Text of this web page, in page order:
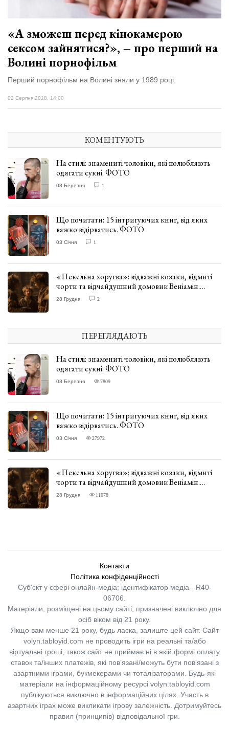
«А зможеш перед кінокамерою
сексом зайнятися?», – про перший на
Волині порнофільм
Перший порнофільм на Волині зняли у 1989 році.
02 Серпня 2018, 14:00
КОМЕНТУЮТЬ
На стилі: знамениті чоловіки, які полюбляють
одягати сукні. ФОТО
08 Березня 1
Що почитати: 15 інтригуючих книг, від яких
важко відірватись. ФОТО
03 Січня 1
«Пекельна хоругва»: відважні козаки, відмиті
чорти та відчайдушний домовик Веніамін.
ВІДГУК
28 Грудня 2
ПЕРЕГЛЯДАЮТЬ
На стилі: знамениті чоловіки, які полюбляють
одягати сукні. ФОТО
08 Березня 7809
Що почитати: 15 інтригуючих книг, від яких
важко відірватись. ФОТО
03 Січня 27972
«Пекельна хоругва»: відважні козаки, відмиті
чорти та відчайдушний домовик Веніамін.
ВІДГУК
28 Грудня 11078
Контакти
Політика конфіденційності
Суб'єкт у сфері онлайн-медіа; ідентифікатор медіа - R40-
06706.
Матеріали, розміщені на цьому сайті, призначені виключно для
осіб віком від 21 року.
Якщо вам менше 21 року, будь ласка, залиште цей сайт. Сайт
volyn.tabloyid.com не проводить ігри на реальні та/або
віртуальні гроші, також сайт не приймає ні в якій формі оплату
ставок та/інших платежів, які пов’язані/можуть бути пов’язані з
азартними іграми, букмекерами чи тоталізаторами. Будь-які
матеріали на інформаційному ресурсі volyn.tabloyid.com
публікуються виключно в інформаційних цілях. Участь в
азартних іграх може викликати ігрову залежність. Дотримуйтесь
правил (принципів) відповідальної гри.